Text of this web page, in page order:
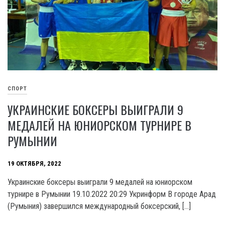
СПОРТ
УКРАИНСКИЕ БОКСЕРЫ ВЫИГРАЛИ 9
МЕДАЛЕЙ НА ЮНИОРСКОМ ТУРНИРЕ В
РУМЫНИИ
19 ОКТЯБРЯ, 2022
Украинские боксеры выиграли 9 медалей на юниорском
турнире в Румынии 19.10.2022 20:29 Укринформ В городе Арад
(Румыния) завершился международный боксерский, […]